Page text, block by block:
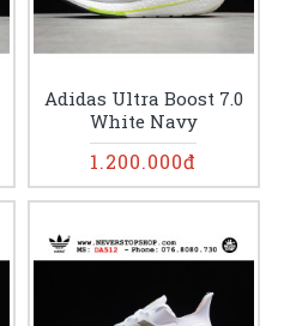
Adidas Ultra Boost 7.0
White Navy
1.200.000đ